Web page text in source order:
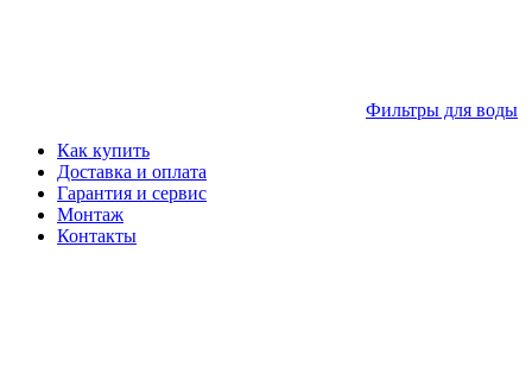
Фильтры для воды
Как купить
Доставка и оплата
Гарантия и сервис
Монтаж
Контакты